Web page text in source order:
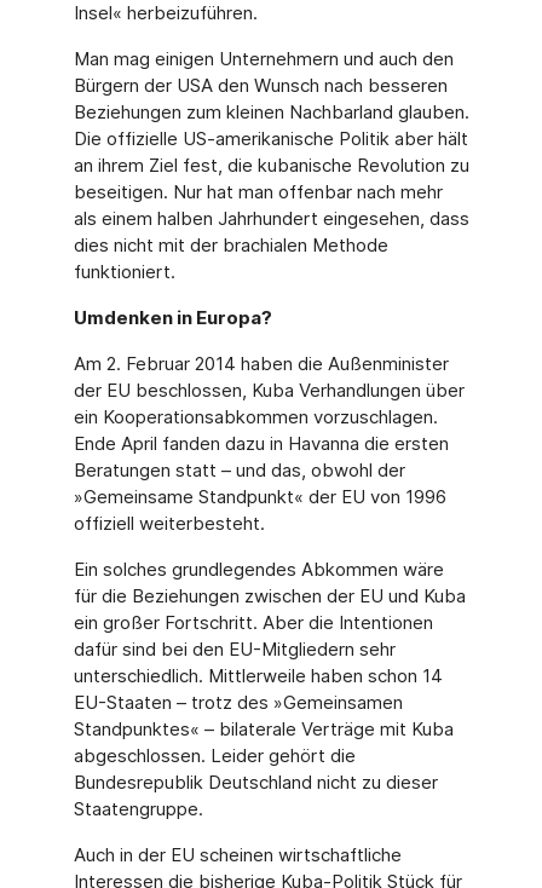
Insel« herbeizuführen.
Man mag einigen Unternehmern und auch den
Bürgern der USA den Wunsch nach besseren
Beziehungen zum kleinen Nachbarland glauben.
Die offizielle US-amerikanische Politik aber hält
an ihrem Ziel fest, die kubanische Revolution zu
beseitigen. Nur hat man offenbar nach mehr
als einem halben Jahrhundert eingesehen, dass
dies nicht mit der brachialen Methode
funktioniert.
Umdenken in Europa?
Am 2. Februar 2014 haben die Außenminister
der EU beschlossen, Kuba Verhandlungen über
ein Kooperationsabkommen vorzuschlagen.
Ende April fanden dazu in Havanna die ersten
Beratungen statt – und das, obwohl der
»Gemeinsame Standpunkt« der EU von 1996
offiziell weiterbesteht.
Ein solches grundlegendes Abkommen wäre
für die Beziehungen zwischen der EU und Kuba
ein großer Fortschritt. Aber die Intentionen
dafür sind bei den EU-Mitgliedern sehr
unterschiedlich. Mittlerweile haben schon 14
EU-Staaten – trotz des »Gemeinsamen
Standpunktes« – bilaterale Verträge mit Kuba
abgeschlossen. Leider gehört die
Bundesrepublik Deutschland nicht zu dieser
Staatengruppe.
Auch in der EU scheinen wirtschaftliche
Interessen die bisherige Kuba-Politik Stück für